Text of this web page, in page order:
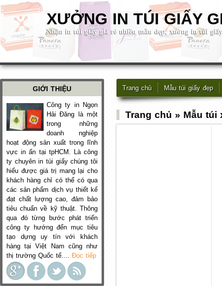
XƯỞNG IN TÚI GIẤY
Nhận in túi giấy giá rẻ nhiều mẫu đẹp, xưởng in túi
GIỚI THIỆU
Công ty in Ngọn
Hải Đăng là một
trong những
doanh nghiệp
hoạt động sản xuất trong lĩnh
vực in ấn tại tpHCM. Là công
ty chuyên in túi giấy chúng tôi
hiểu được giá trị mang lại cho
khách hàng chỉ có thể có qua
các sản phẩm dịch vụ thiết kế
đạt chất lượng cao, đảm bảo
tiêu chuẩn về kỹ thuật. Thông
qua đó từng bước phát triển
công ty hướng đến mục tiêu
tạo dựng uy tín với khách
hàng tại Việt Nam cũng như
thị trường Quốc tế.... Đọc tiếp
Trang chủ Mẫu túi giấy đẹp
Trang chủ » Mẫu túi